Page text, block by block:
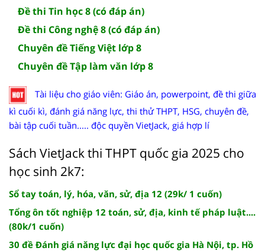
Đề thi Tin học 8 (có đáp án)
Đề thi Công nghệ 8 (có đáp án)
Chuyên đề Tiếng Việt lớp 8
Chuyên đề Tập làm văn lớp 8
Tài liệu cho giáo viên: Giáo án, powerpoint, đề thi giữa
kì cuối kì, đánh giá năng lực, thi thử THPT, HSG, chuyên đề,
bài tập cuối tuần..... độc quyền VietJack, giá hợp lí
Sách VietJack thi THPT quốc gia 2025 cho
học sinh 2k7:
Sổ tay toán, lý, hóa, văn, sử, địa 12 (29k/ 1 cuốn)
Tổng ôn tốt nghiệp 12 toán, sử, địa, kinh tế pháp luật....
(80k/1 cuốn)
30 đề Đánh giá năng lực đại học quốc gia Hà Nội, tp. Hồ